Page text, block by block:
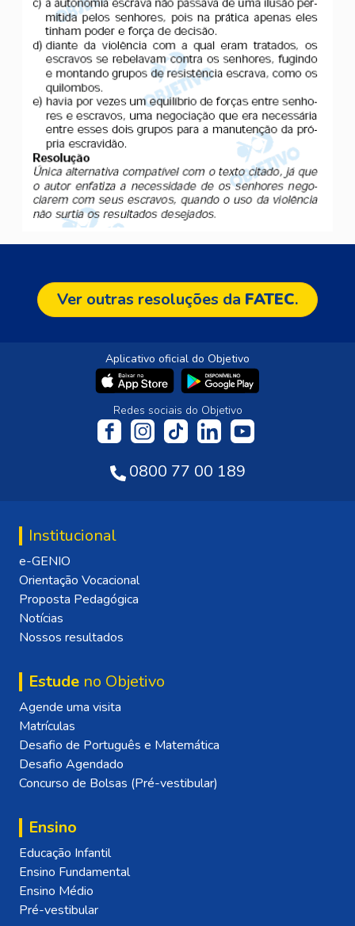
Ver outras resoluções da FATEC.
Aplicativo oficial do Objetivo
Redes sociais do Objetivo
0800 77 00 189
Institucional
e-GENIO
Orientação Vocacional
Proposta Pedagógica
Notícias
Nossos resultados
Estude no Objetivo
Agende uma visita
Matrículas
Desafio de Português e Matemática
Desafio Agendado
Concurso de Bolsas (Pré-vestibular)
Ensino
Educação Infantil
Ensino Fundamental
Ensino Médio
Pré-vestibular